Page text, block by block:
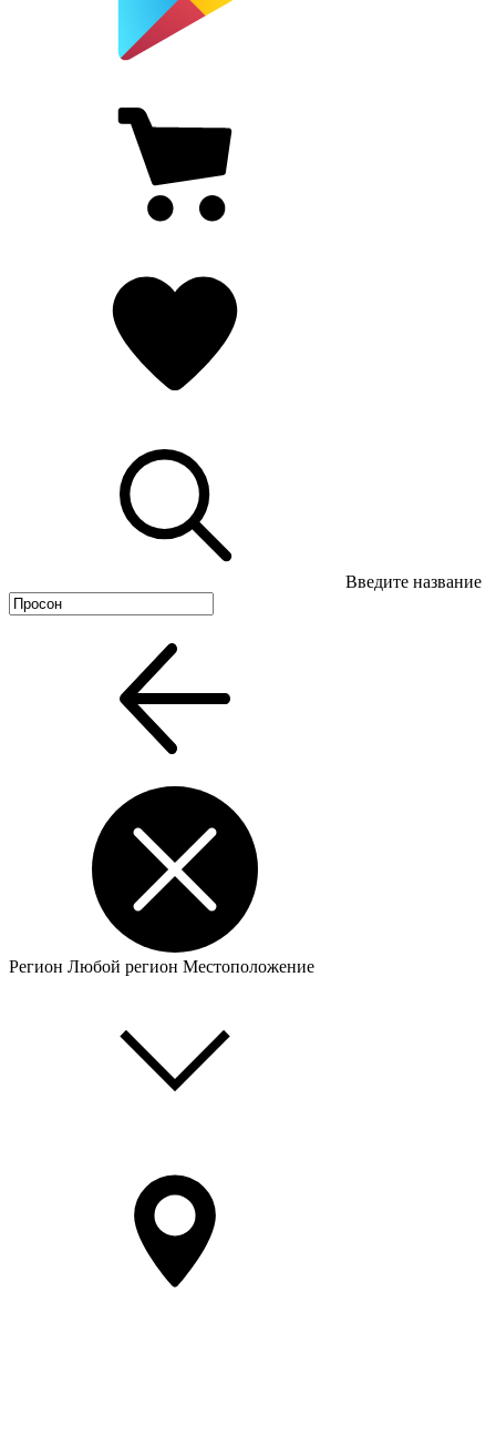
Введите название
Регион Любой регион Местоположение